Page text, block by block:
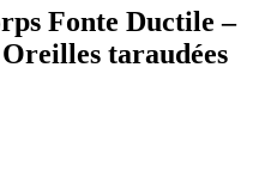
Fonte Ductile –
taraudées